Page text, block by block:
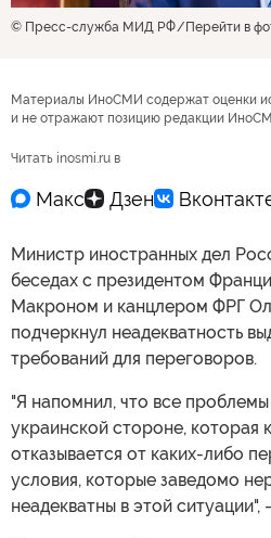
© Пресс-служба МИД РФ Перейти в
Материалы ИноСМИ содержат оценки
и не отражают позицию редакции
Читать inosmi.ru в
Министр иностранных дел
беседах с президентом
Макроном и канцлером ФРГ
подчеркнул неадекватность
требований для переговоров.
"Я напомнил, что все
украинской стороне, которая
отказывается от каких-либо
условия, которые заведомо
неадекватны в этой